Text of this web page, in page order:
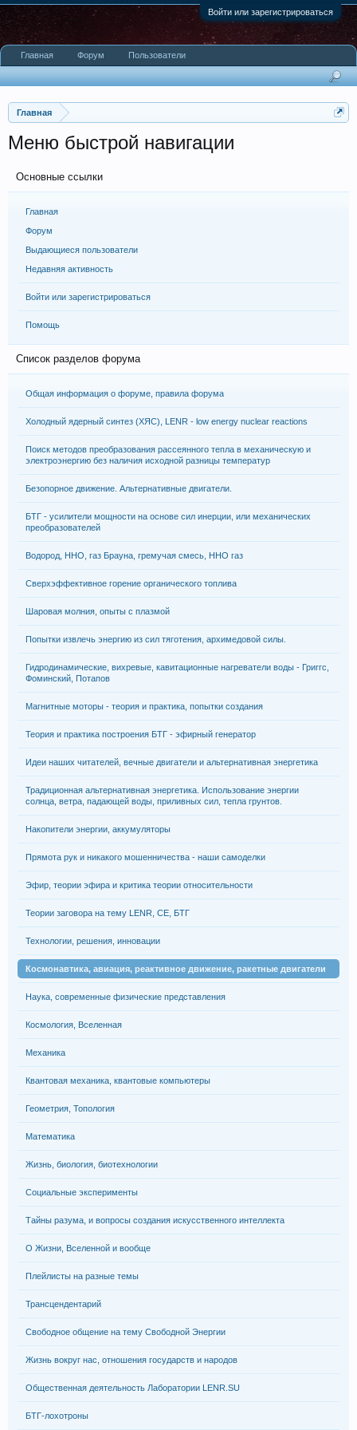
Войти или зарегистрироваться
Главная
Меню быстрой навигации
Основные ссылки
Главная
Форум
Выдающиеся пользователи
Недавняя активность
Войти или зарегистрироваться
Помощь
Список разделов форума
Общая информация о форуме, правила форума
Холодный ядерный синтез (ХЯС), LENR - low energy nuclear reactions
Поиск методов преобразования рассеянного тепла в механическую и
электроэнергию без наличия исходной разницы температур
Безопорное движение. Альтернативные двигатели.
БТГ - усилители мощности на основе сил инерции, или механических
преобразователей
Водород, HHO, газ Брауна, гремучая смесь, ННО газ
Сверхэффективное горение органического топлива
Шаровая молния, опыты с плазмой
Попытки извлечь энергию из сил тяготения, архимедовой силы.
Гидродинамические, вихревые, кавитационные нагреватели воды - Григгс,
Фоминский, Потапов
Магнитные моторы - теория и практика, попытки создания
Теория и практика построения БТГ - эфирный генератор
Идеи наших читателей, вечные двигатели и альтернативная энергетика
Традиционная альтернативная энергетика. Использование энергии
солнца, ветра, падающей воды, приливных сил, тепла грунтов.
Накопители энергии, аккумуляторы
Прямота рук и никакого мошенничества - наши самоделки
Эфир, теории эфира и критика теории относительности
Теории заговора на тему LENR, СЕ, БТГ
Технологии, решения, инновации
Космонавтика, авиация, реактивное движение, ракетные двигатели
Наука, современные физические представления
Космология, Вселенная
Механика
Квантовая механика, квантовые компьютеры
Геометрия, Топология
Математика
Жизнь, биология, биотехнологии
Социальные эксперименты
Тайны разума, и вопросы создания искусственного интеллекта
О Жизни, Вселенной и вообще
Плейлисты на разные темы
Трансцендентарий
Свободное общение на тему Свободной Энергии
Жизнь вокруг нас, отношения государств и народов
Общественная деятельность Лаборатории LENR.SU
БТГ-лохотроны
Главная Форум Пользователи